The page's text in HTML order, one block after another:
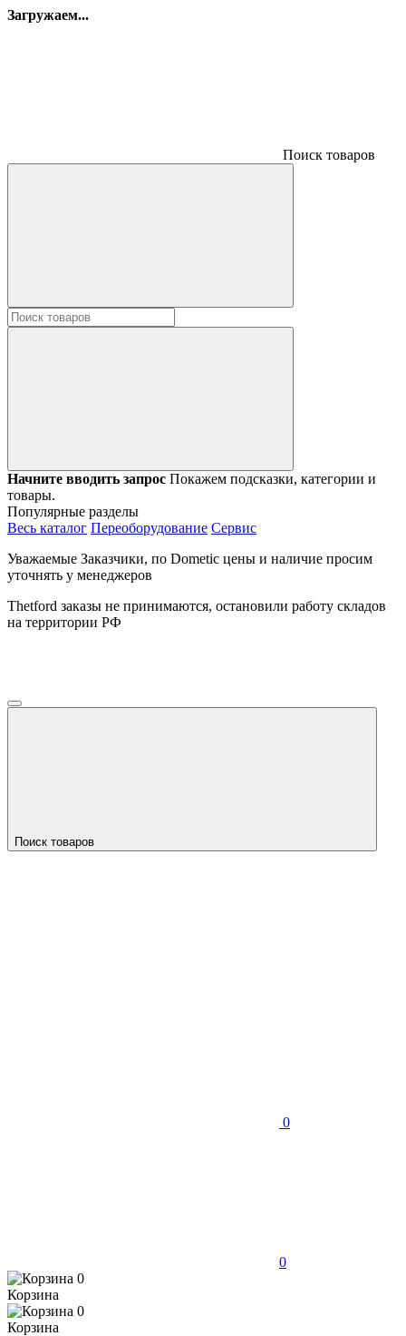
Загружаем...
Поиск товаров
Начните вводить запрос Покажем подсказки, категории и
товары.
Популярные разделы
Весь каталог Переоборудование Сервис
Уважаемые Заказчики, по Dometic цены и наличие просим
уточнять у менеджеров
Thetford заказы не принимаются, остановили работу складов
на территории РФ
Поиск товаров
0
0
0
Корзина
0
Корзина